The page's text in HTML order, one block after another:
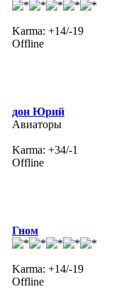
Karma: +14/-19
Offline
дон Юрий
Авиаторы
Karma: +34/-1
Offline
Гном
Karma: +14/-19
Offline